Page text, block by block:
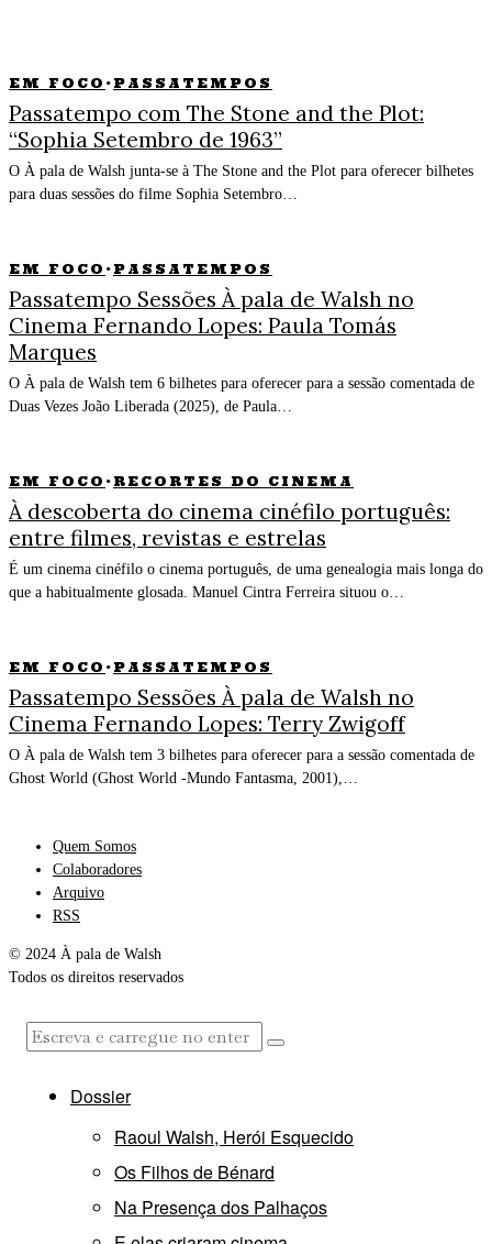
EM FOCO · PASSATEMPOS
Passatempo com The Stone and the Plot:
“Sophia Setembro de 1963”
O À pala de Walsh junta-se à The Stone and the Plot para oferecer bilhetes
para duas sessões do filme Sophia Setembro…
EM FOCO · PASSATEMPOS
Passatempo Sessões À pala de Walsh no
Cinema Fernando Lopes: Paula Tomás
Marques
O À pala de Walsh tem 6 bilhetes para oferecer para a sessão comentada de
Duas Vezes João Liberada (2025), de Paula…
EM FOCO · RECORTES DO CINEMA
À descoberta do cinema cinéfilo português:
entre filmes, revistas e estrelas
É um cinema cinéfilo o cinema português, de uma genealogia mais longa do
que a habitualmente glosada. Manuel Cintra Ferreira situou o…
EM FOCO · PASSATEMPOS
Passatempo Sessões À pala de Walsh no
Cinema Fernando Lopes: Terry Zwigoff
O À pala de Walsh tem 3 bilhetes para oferecer para a sessão comentada de
Ghost World (Ghost World -Mundo Fantasma, 2001),…
Quem Somos
Colaboradores
Arquivo
RSS
© 2024 À pala de Walsh
Todos os direitos reservados
Dossier
Raoul Walsh, Herói Esquecido
Os Filhos de Bénard
Na Presença dos Palhaços